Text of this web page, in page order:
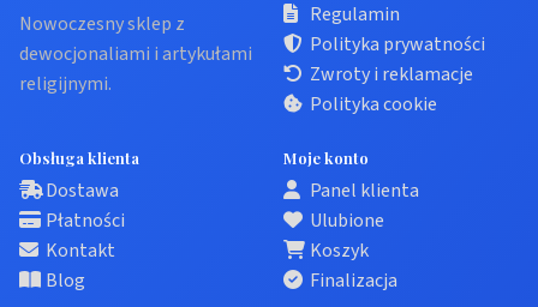
Nowoczesny sklep z
dewocjonaliami i artykułami
religijnymi.
Regulamin
Polityka prywatności
Zwroty i reklamacje
Polityka cookie
Obsługa klienta
Dostawa
Płatności
Kontakt
Blog
Moje konto
Panel klienta
Ulubione
Koszyk
Finalizacja